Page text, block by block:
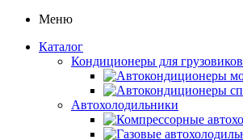
Меню
Каталог
Кондиционеры для грузовиков
Автохолодильники